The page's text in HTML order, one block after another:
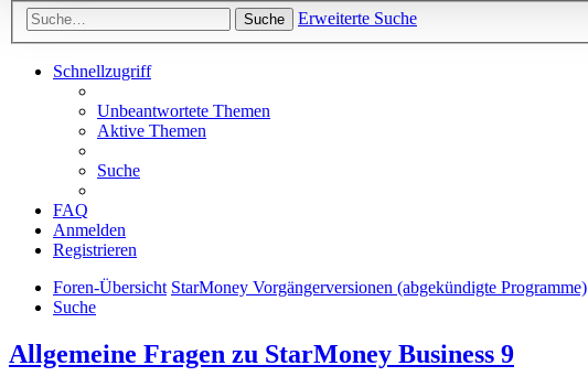
Suche Erweiterte Suche
Schnellzugriff
Unbeantwortete Themen
Aktive Themen
Suche
FAQ
Anmelden
Registrieren
Foren-Übersicht StarMoney Vorgängerversionen (abgekündigte Programme)
Suche
Allgemeine Fragen zu StarMoney Business 9